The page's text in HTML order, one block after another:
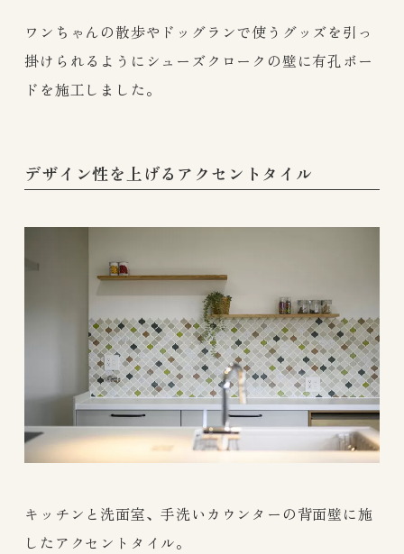
ワンちゃんの散歩やドッグランで使うグッズを引っ
掛けられるようにシューズクロークの壁に有孔ボー
ドを施工しました。
デザイン性を上げるアクセントタイル
キッチンと洗面室、手洗いカウンターの背面壁に施
したアクセントタイル。